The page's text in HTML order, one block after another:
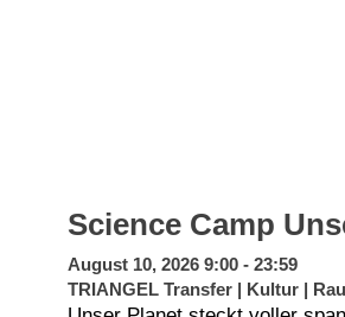
Science Camp
August 10, 2026 9:00 - 23:59
TRIANGEL Transfer | Kultur |